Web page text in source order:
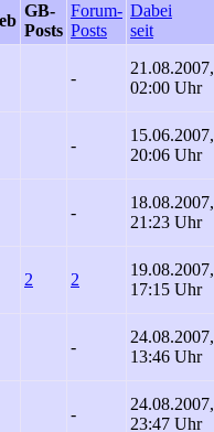
GB-
Posts
Forum-
Posts
Dabei
seit
-
21.08.2007,
02:00 Uhr
-
15.06.2007,
20:06 Uhr
-
18.08.2007,
21:23 Uhr
2 2
19.08.2007,
17:15 Uhr
-
24.08.2007,
13:46 Uhr
-
24.08.2007,
23:47 Uhr